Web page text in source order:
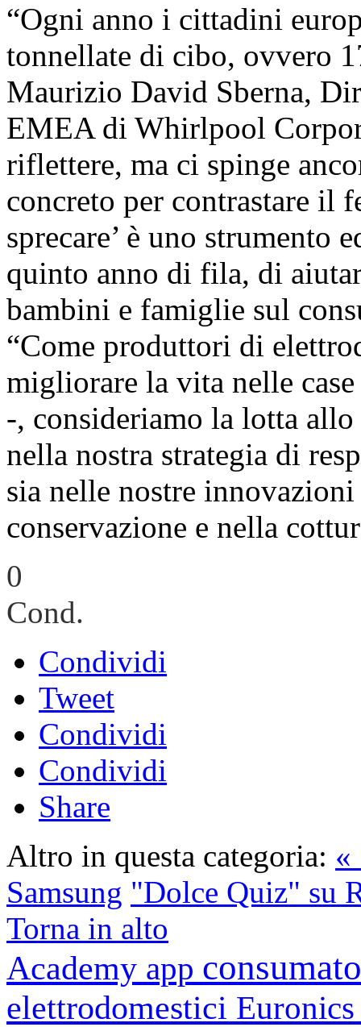
“Ogni anno i cittadini
tonnellate di cibo, ovvero
Maurizio David Sberna,
EMEA di Whirlpool
riflettere, ma ci spinge
concreto per contrastare il
sprecare’ è uno strumento
quinto anno di fila, di
bambini e famiglie sul
“Come produttori di
migliorare la vita nelle
-, consideriamo la lotta
nella nostra strategia di
sia nelle nostre
conservazione e nella
0
Cond.
Condividi
Tweet
Condividi
Condividi
Share
Altro in questa categoria: «
Samsung "Dolce Quiz" su
Torna in alto
Academy app
elettrodomestici